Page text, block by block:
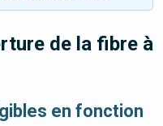
de la fibre à
en fonction